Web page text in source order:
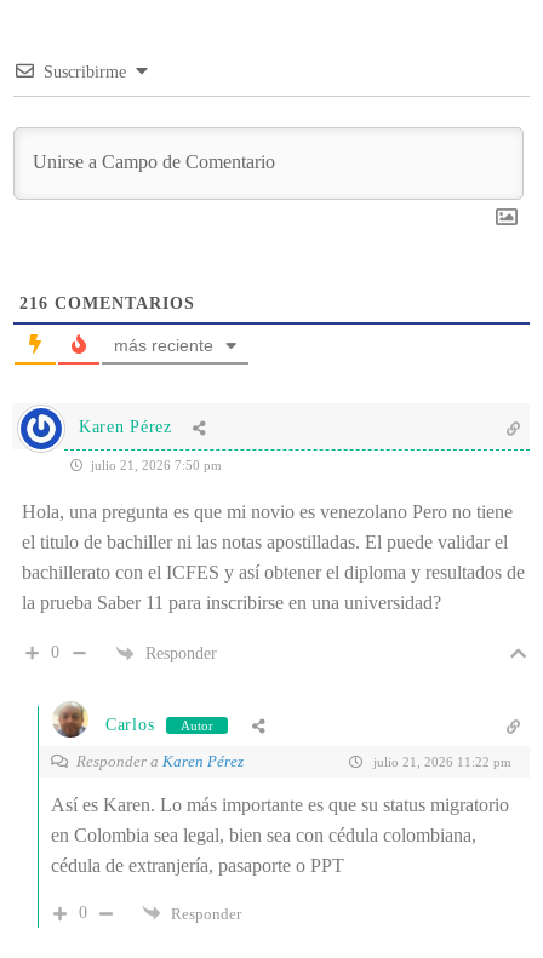
Suscribirme
216 COMENTARIOS
más reciente
Karen Pérez
julio 21, 2026 7:50 pm
Hola, una pregunta es que mi novio es venezolano Pero no tiene
el titulo de bachiller ni las notas apostilladas. El puede validar el
bachillerato con el ICFES y así obtener el diploma y resultados de
la prueba Saber 11 para inscribirse en una universidad?
0 Responder
Carlos Autor
Responder a Karen Pérez julio 21, 2026 11:22 pm
Así es Karen. Lo más importante es que su status migratorio
en Colombia sea legal, bien sea con cédula colombiana,
cédula de extranjería, pasaporte o PPT
0 Responder